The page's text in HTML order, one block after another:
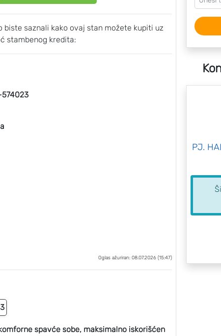
saznali kako ovaj stan možete kupiti uz
stambenog kredita:
574023
Oglas ažuriran: 08.07.2026 (15:47)
spavće sobe, maksimalno iskorišćen
PJ.